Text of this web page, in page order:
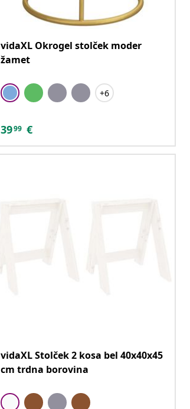
vidaXL Okrogel stolček moder
žamet
+6
3999 €
vidaXL Stolček 2 kosa bel 40x40x45
cm trdna borovina